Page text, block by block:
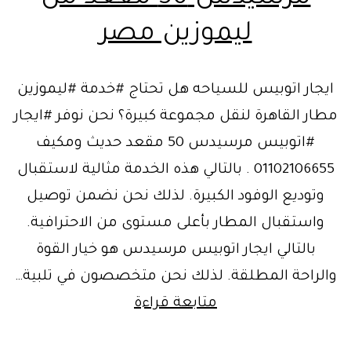
ليموزين مصر
ايجار اتوبيس للسياحه هل تحتاج #خدمة #ليموزين
مطار القاهرة لنقل مجموعة كبيرة؟ نحن نوفر #ايجار
#اتوبيس مرسيدس 50 مقعد حديث ومكيف
01102106655 . بالتالي هذه الخدمة مثالية لاستقبال
وتوديع الوفود الكبيرة. لذلك نحن نضمن توصيل
واستقبال المطار بأعلى مستوى من الاحترافية.
بالتالي ايجار اتوبيس مرسيدس هو خيار القوة
والراحة المطلقة. لذلك نحن متخصصون في تلبية…
متابعة قراءةايجار